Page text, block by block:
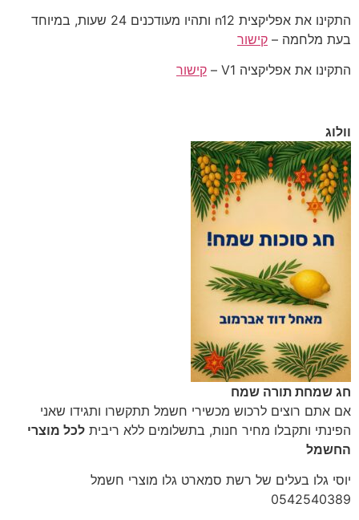
התקינו את אפליקצית n12 ותהיו מעודכנים 24 שעות, במיוחד
בעת מלחמה – קישור
התקינו את אפליקציה V1 –
קישור
וולוג
חג שמחת תורה שמח
‎אם אתם רוצים לרכוש מכשירי חשמל תתקשרו ותגידו שאני
הפינתי ותקבלו מחיר חנות, בתשלומים ללא ריבית לכל מוצרי
החשמל
יוסי גלו בעלים של רשת סמארט גלו מוצרי חשמל
‎0542540389‎